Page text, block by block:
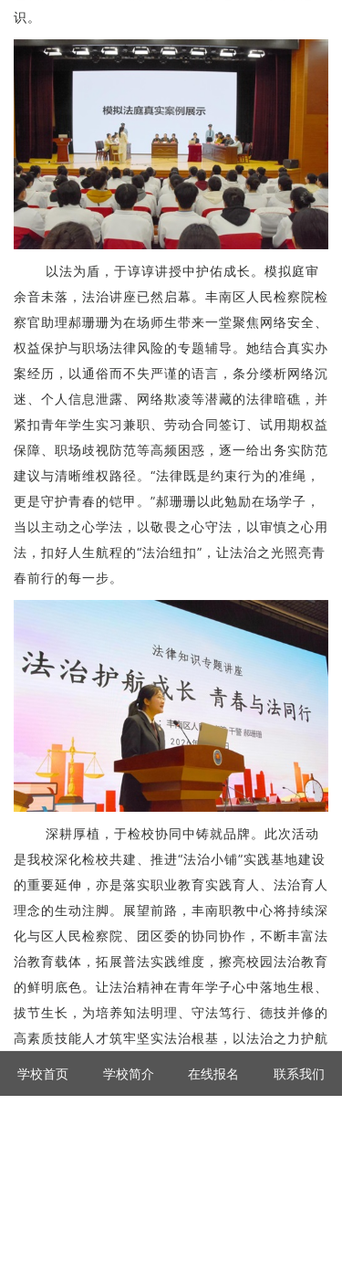
识。
以法为盾，于谆谆讲授中护佑成长。模拟庭审
余音未落，法治讲座已然启幕。丰南区人民检察院检
察官助理郝珊珊为在场师生带来一堂聚焦网络安全、
权益保护与职场法律风险的专题辅导。她结合真实办
案经历，以通俗而不失严谨的语言，条分缕析网络沉
迷、个人信息泄露、网络欺凌等潜藏的法律暗礁，并
紧扣青年学生实习兼职、劳动合同签订、试用期权益
保障、职场歧视防范等高频困惑，逐一给出务实防范
建议与清晰维权路径。“法律既是约束行为的准绳，
更是守护青春的铠甲。”郝珊珊以此勉励在场学子，
当以主动之心学法，以敬畏之心守法，以审慎之心用
法，扣好人生航程的“法治纽扣”，让法治之光照亮青
春前行的每一步。
深耕厚植，于检校协同中铸就品牌。此次活动
是我校深化检校共建、推进“法治小铺”实践基地建设
的重要延伸，亦是落实职业教育实践育人、法治育人
理念的生动注脚。展望前路，丰南职教中心将持续深
化与区人民检察院、团区委的协同协作，不断丰富法
治教育载体，拓展普法实践维度，擦亮校园法治教育
的鲜明底色。让法治精神在青年学子心中落地生根、
拔节生长，为培养知法明理、守法笃行、德技并修的
高素质技能人才筑牢坚实法治根基，以法治之力护航
撰稿：贾继坤
学校首页 学校简介 在线报名 联系我们